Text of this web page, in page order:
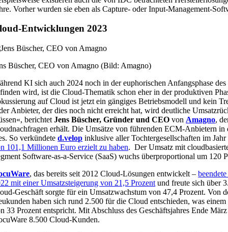
Vorher wurden sie eben als Capture- oder Input-Management-
Entwicklungen 2023
Büscher, CEO von Amagno (Bild: Amagno)
KI sich auch 2024 noch in der euphorischen Anfangsphase
wird, ist die Cloud-Thematik schon eher in der produktiven
auf Cloud ist jetzt ein gängiges Betriebsmodell und kein
Anbieter, der dies noch nicht erreicht hat, wird deutliche
berichtetJens Büscher, Gründer und CEO von Amagno,
erhält. Die Umsätze von führenden ECM-Anbietern in
So verkündeted.velop inklusive aller Tochtergesellschaften im
101,1 Millionen Euro erzielt zu haben. Der Umsatz mit
Software-as-a-Service (SaaS) wuchs überproportional um 120
, das bereits seit 2012 Cloud-Lösungen entwickelt –
mit einer Umsatzsteigerung von 21,5 Prozent und freute sich über
Geschäft sorgte für ein Umsatzwachstum von 47,4 Prozent. Von
haben sich rund 2.500 für die Cloud entschieden, was
33 Prozent entspricht. Mit Abschluss des Geschäftsjahres Ende
8.500 Cloud-Kunden.